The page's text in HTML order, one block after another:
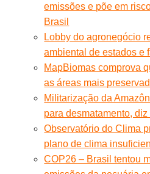
emissões e põe em
Brasil
Lobby do agronegócio
ambiental de estados e
MapBiomas comprova
as áreas mais
Militarização da
para desmatamento,
Observatório do Clima
plano de clima
COP26 – Brasil tentou